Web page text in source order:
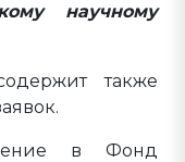
научному
также
в Фонд